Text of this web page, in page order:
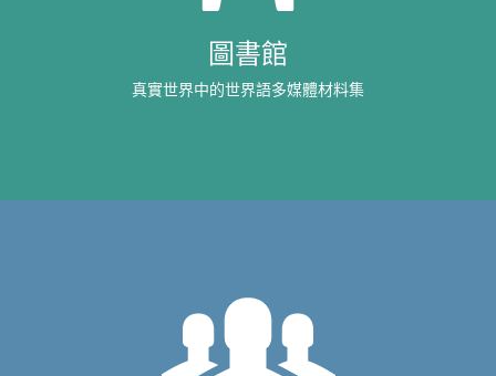
圖書館
真實世界中的世界語多媒體材料集